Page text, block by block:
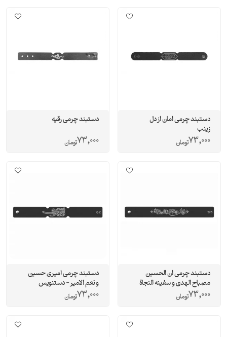
دستبند چرمی امان از دل
زینب
73,000تومان
دستبند چرمی رقیه
73,000تومان
دستبند چرمی ان الحسین
مصباح الهدی و سفینه النجاة
73,000تومان
دستبند چرمی امیری حسین
و نعم الامیر - دستنویس
73,000تومان